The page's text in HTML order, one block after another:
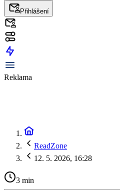
Přihlášení
Reklama
ReadZone
12. 5. 2026, 16:28
3 min